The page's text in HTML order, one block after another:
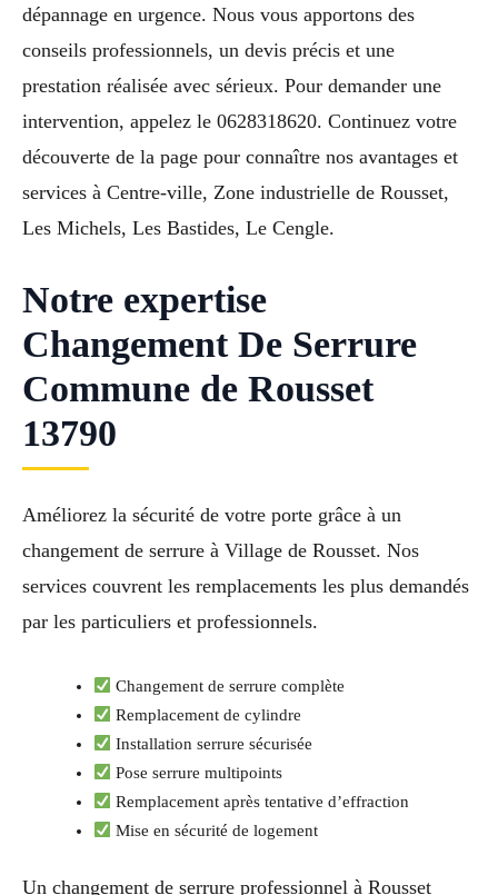
dépannage en urgence. Nous vous apportons des
conseils professionnels, un devis précis et une
prestation réalisée avec sérieux. Pour demander une
intervention, appelez le 0628318620. Continuez votre
découverte de la page pour connaître nos avantages et
services à Centre-ville, Zone industrielle de Rousset,
Les Michels, Les Bastides, Le Cengle.
Notre expertise
Changement De Serrure
Commune de Rousset
13790
Améliorez la sécurité de votre porte grâce à un
changement de serrure à Village de Rousset. Nos
services couvrent les remplacements les plus demandés
par les particuliers et professionnels.
Changement de serrure complète
Remplacement de cylindre
Installation serrure sécurisée
Pose serrure multipoints
Remplacement après tentative d’effraction
Mise en sécurité de logement
Un changement de serrure professionnel à Rousset